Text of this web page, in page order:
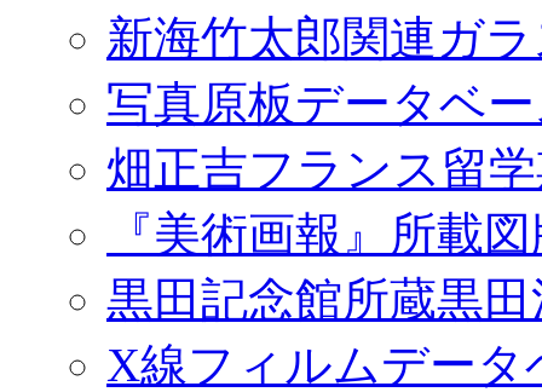
新海竹太郎関連ガ
写真原板データベ
畑正吉フランス留
『美術画報』所載
黒田記念館所蔵黒
X線フィルムデータ